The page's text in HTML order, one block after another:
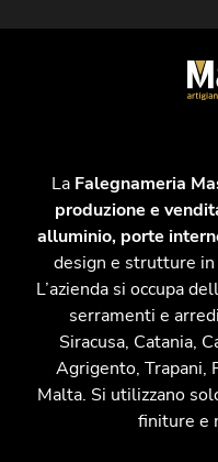
La Falegnameria
produzione e
alluminio, porte
design e strutture
L’azienda si occupa
serramenti e
Siracusa, Catania,
Agrigento, Trapani,
Malta. Si utilizzano
finiture e